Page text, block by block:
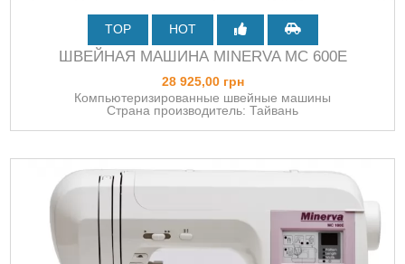
TOP HOT
ШВЕЙНАЯ МАШИНА MINERVA MC 600E
28 925,00 грн
Компьютеризированные швейные машины
Страна производитель: Тайвань